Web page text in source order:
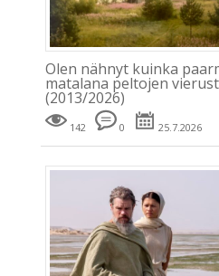
Olen nähnyt kuinka
matalana peltojen
(2013/2026)
142 0 25.7.2026